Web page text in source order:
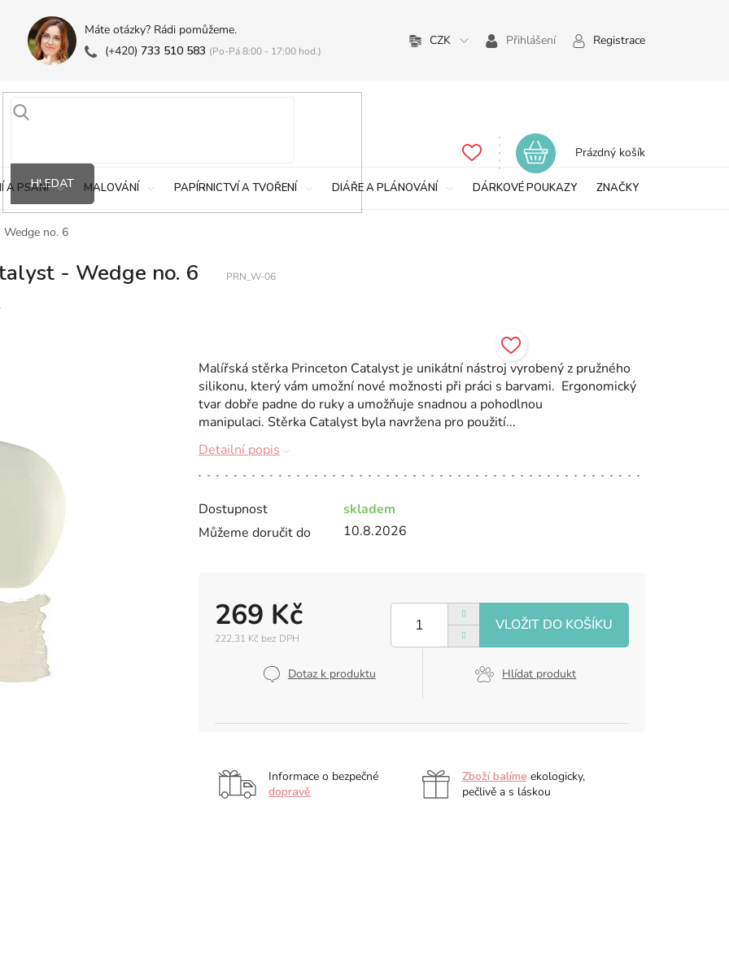
Máte otázky? Rádi pomůžeme.
(+420) 733 510 583 (Po-Pá 8:00 - 17:00 hod.)
CZK Přihlášení Registrace
HLEDAT
Nákupní
Prázdný košík
A PSANÍ MALOVÁNÍ PAPÍRNICTVÍ A TVOŘENÍ DIÁŘE A PLÁNOVÁNÍ DÁRKOVÉ POUKAZY ZNAČKY
no. 6
- Wedge no. 6 PRN_W-06
Dostupnost
skladem
Můžeme doručit do
10.8.2026
269 Kč
222,31 Kč bez DPH
Dotaz k produktu Hlídat produkt
Malířská stěrka Princeton Catalyst je unikátní nástroj vyrobený z pružného
silikonu, který vám umožní nové možnosti při práci s barvami. Ergonomický
tvar dobře padne do ruky a umožňuje snadnou a pohodlnou
manipulaci. Stěrka Catalyst byla navržena pro použití...
Detailní popis
Informace o bezpečné
dopravě
Zboží balíme ekologicky,
pečlivě a s láskou